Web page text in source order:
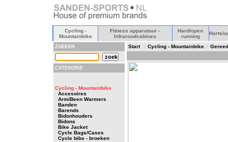
Cycling -
Mountainbike
Fitness apparatuur -
Infraroodcabines
Hardlopen
running
ZOEKEN
CATEGORIE
Cycling - Mountainbike
- Accesoires
- Arm/Been Warmers
- Banden
- Barends
- Bidonhouders
- Bidons
- Bike Jacket
- Cycle Bags/Cases
- Cycle bibs - broeken
Start> Cycling - Mountainbike >